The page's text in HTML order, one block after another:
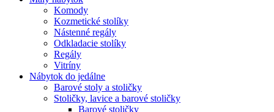
Komody
Kozmetické stolíky
Nástenné regály
Odkladacie stolíky
Regály
Vitríny
Nábytok do jedálne
Barové stoly a stoličky
Stoličky, lavice a barové stoličky
Barové stoličky